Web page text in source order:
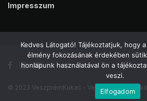
Impresszum
© 2023 VeszprémKukac - Veszprém online
Kedves Látogató! Tájékoztatjuk, hogy
élmény fokozásának érdekében
honlapunk használatával ön a
veszi.
Elfogadom